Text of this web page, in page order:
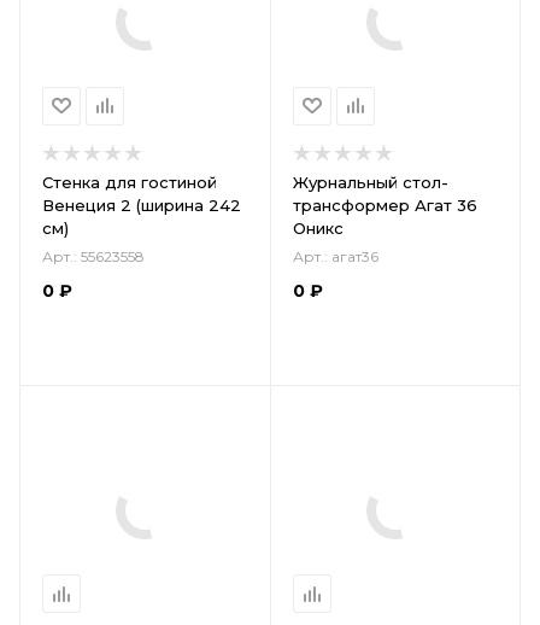
Стенка для гостиной
Венеция 2 (ширина 242
см)
Арт.: 55623558
0 ₽
Журнальный стол-
трансформер Агат 36
Оникс
Арт.: агат36
0₽